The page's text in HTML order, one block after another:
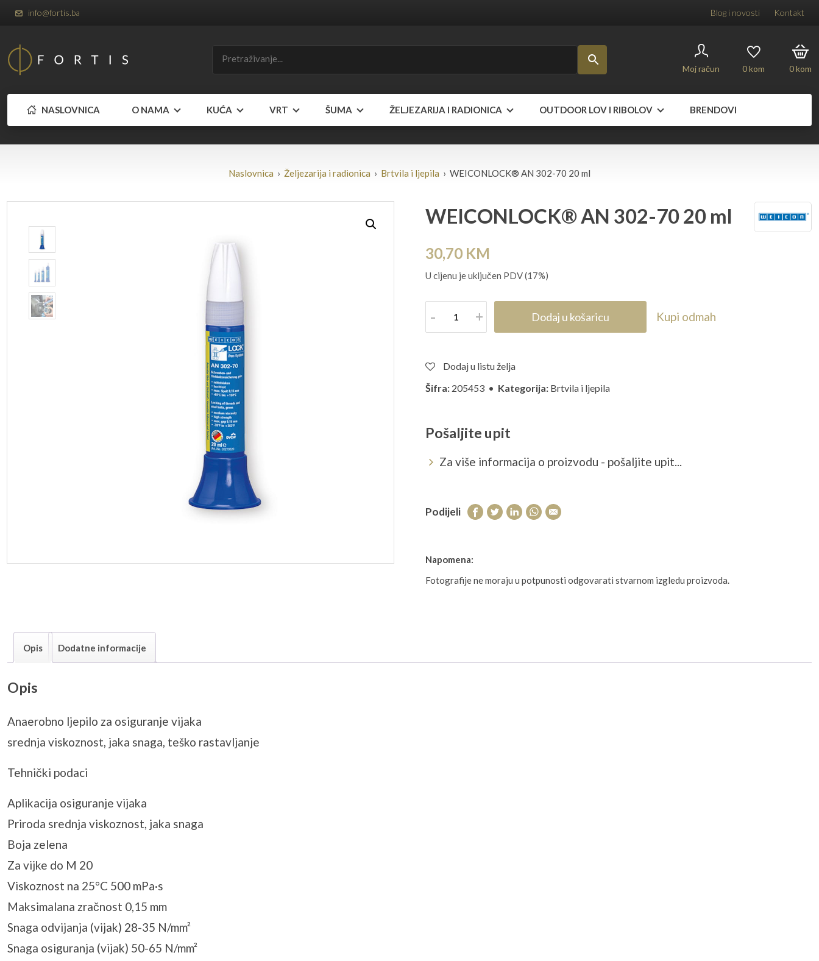
info@fortis.ba Blog i novosti Kontakt
Moj račun 0kom 0kom
NASLOVNICA O NAMA KUĆA VRT ŠUMA ŽELJEZARIJA I RADIONICA OUTDOOR LOV I RIBOLOV BRENDOVI
Naslovnica › Željezarija i radionica › Brtvila i ljepila › WEICONLOCK® AN 302-70 20 ml
WEICONLOCK® AN 302-70 20 ml
30,70 KM
U cijenu je uključen PDV (17%)
Količina Dodaj u košaricu Kupi odmah
Dodaj u listu želja
Šifra: 205453 • Kategorija: Brtvila i ljepila
Pošaljite upit
Za više informacija o proizvodu - pošaljite upit...
Podijeli
Napomena:
Fotografije ne moraju u potpunosti odgovarati stvarnom izgledu proizvoda.
Opis Dodatne informacije
Opis
Anaerobno ljepilo za osiguranje vijaka
srednja viskoznost, jaka snaga, teško rastavljanje
Tehnički podaci
​Aplikacija osiguranje vijaka
Priroda srednja viskoznost, jaka snaga
Boja zelena
Za vijke do M 20
Viskoznost na 25°C 500 mPa·s
Maksimalana zračnost 0,15 mm
Snaga odvijanja (vijak) 28-35 N/mm²
Snaga osiguranja (vijak) 50-65 N/mm²